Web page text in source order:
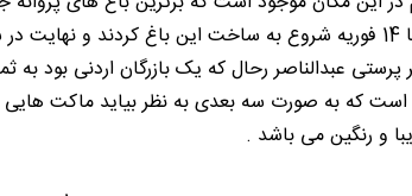
عبدالناصر رحال که یک بازرگان اردنی بود به
است که به صورت سه بعدی به نظر بیاید ماکت هایی
و رنگین می باشد .